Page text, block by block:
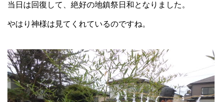
当日は回復して、絶好の地鎮祭日和となりました。
やはり神様は見てくれているのですね。